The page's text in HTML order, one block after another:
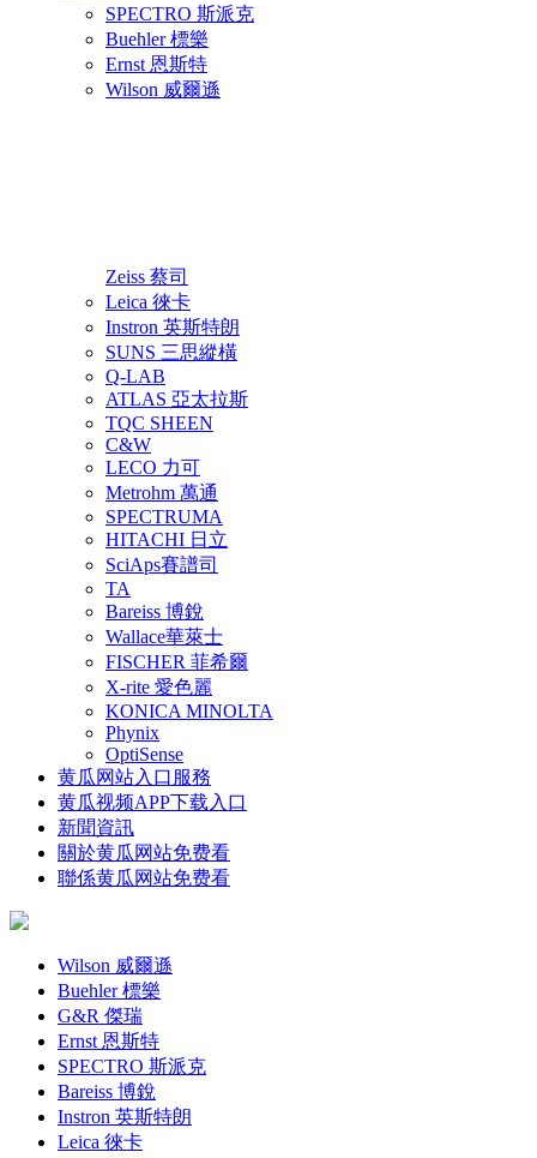
SPECTRO 斯派克
Buehler 標樂
Ernst 恩斯特
Wilson 威爾遜
Zeiss 蔡司
Leica 徠卡
Instron 英斯特朗
SUNS 三思縱橫
Q-LAB
ATLAS 亞太拉斯
TQC SHEEN
C&W
LECO 力可
Metrohm 萬通
SPECTRUMA
HITACHI 日立
SciAps賽譜司
TA
Bareiss 博銳
Wallace華萊士
FISCHER 菲希爾
X-rite 愛色麗
KONICA MINOLTA
Phynix
OptiSense
黄瓜网站入口服務
黄瓜视频APP下载入口
新聞資訊
關於黄瓜网站免费看
聯係黄瓜网站免费看
Wilson 威爾遜
Buehler 標樂
G&R 傑瑞
Ernst 恩斯特
SPECTRO 斯派克
Bareiss 博銳
Instron 英斯特朗
Leica 徠卡